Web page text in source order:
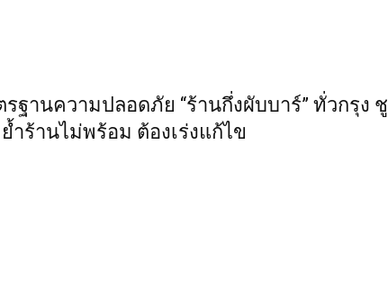
ฐานความปลอดภัย “ร้านกึ่งผับบาร์” ทั่วกรุง ชู
ำร้านไม่พร้อม ต้องเร่งแก้ไข